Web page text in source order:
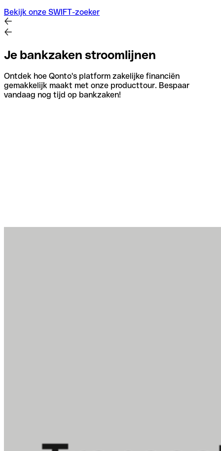
Bekijk onze SWIFT-zoeker
Je bankzaken stroomlijnen
Ontdek hoe Qonto's platform zakelijke financiën
gemakkelijk maakt met onze producttour. Bespaar
vandaag nog tijd op bankzaken!